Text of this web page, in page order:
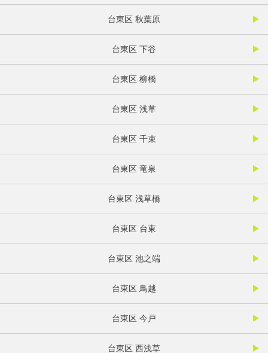
台東区 秋葉原
台東区 下谷
台東区 柳橋
台東区 浅草
台東区 千束
台東区 竜泉
台東区 浅草橋
台東区 台東
台東区 池之端
台東区 鳥越
台東区 今戸
台東区 西浅草